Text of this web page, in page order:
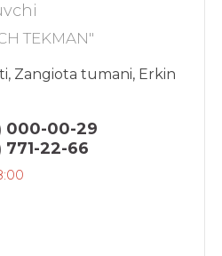
TEKMAN"
Zangiota tumani, Erkin
000-00-29
771-22-66